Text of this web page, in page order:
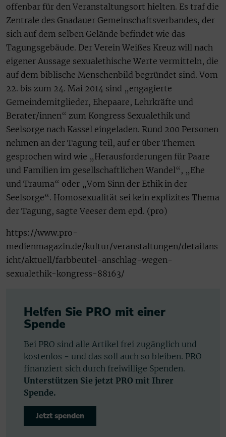
offenbar für den Veranstaltungsort hielten. Es traf die
Zentrale des Gnadauer Gemeinschaftsverbandes, der
sich auf dem selben Gelände befindet wie das
Tagungsgebäude. Der Verein Weißes Kreuz will nach
eigener Aussage sexualethische Werte vermitteln, die
auf dem biblische Menschenbild begründet sind. Vom
22. bis zum 24. Mai 2014 sind „engagierte
Gemeindemitglieder, Ehepaare, Lehrkräfte und
Berater/innen“ zum Kongress Sexualethik und
Seelsorge nach Kassel eingeladen. Rund 200 Personen
nehmen an der Tagung teil, auf er über Themen
gesprochen wird wie „Herausforderungen für Paare
und Familien im gesellschaftlichen Wandel“, „Ehe
und Trauma“ oder „Vom Sinn der Ethik in der
Seelsorge“. Homosexualität sei kein explizites Thema
der Tagung, sagte Veeser dem epd. (pro)
https://www.pro-
medienmagazin.de/kultur/veranstaltungen/detailans
icht/aktuell/farbbeutel-anschlag-wegen-
sexualethik-kongress-88163/
Helfen Sie PRO mit einer
Spende
Bei PRO sind alle Artikel frei zugänglich und
kostenlos - und das soll auch so bleiben. PRO
finanziert sich durch freiwillige Spenden.
Unterstützen Sie jetzt PRO mit Ihrer
Spende.
Jetzt spenden